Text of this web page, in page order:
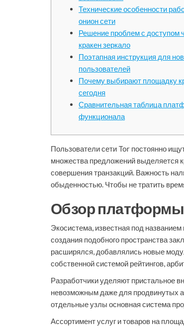
Технические особенности
онион сети
Решение проблем с доступом
кракен зеркало
Поэтапная инструкция для
пользователей
Почему выбирают площадку
сегодня
Сравнительная таблица
функционала
Пользователи сети Tor постоянно
множества предложений выделяется
совершения транзакций. Важность
обыденностью. Чтобы не тратить
Обзор платформы
Экосистема, известная под
создания подобного пространства
расширялся, добавлялись новые
собственной системой рейтингов,
Разработчики уделяют пристальное
невозможным даже для продвинутых
отдельные узлы основная система
Ассортимент услуг и товаров на